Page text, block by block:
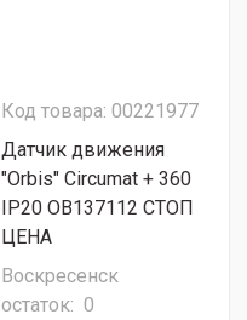
Код товара: 00221977
Датчик движения
"Orbis" Circumat + 360
IP20 OB137112 СТОП
ЦЕНА
Воскресенск
остаток: 0